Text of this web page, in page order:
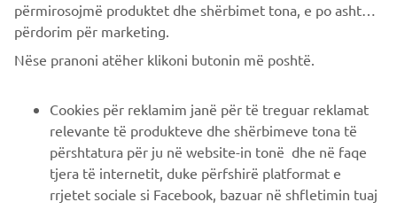
PIÙ YAMAHA
SUPPORTO
përmirosojmë produktet dhe shërbimet tona, e po ashtu ti
përdorim për marketing.
Nëse pranoni atëher klikoni butonin më poshtë.
Cookies për reklamim janë për të treguar reklamat
relevante të produkteve dhe shërbimeve tona të
përshtatura për ju në website-in tonë dhe në faqe
tjera të internetit, duke përfshirë platformat e
rrjetet sociale si Facebook, bazuar në shfletimin tuaj